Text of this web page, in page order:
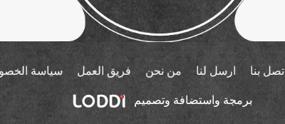
اتصل بنا ارسل لنا من نحن فريق العمل سياسة
برمجة واستضافة وتصميم